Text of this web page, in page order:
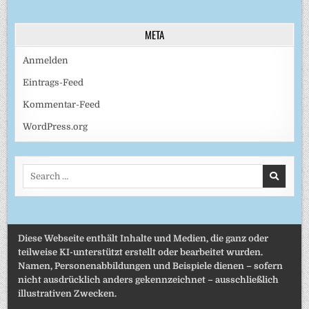
META
Anmelden
Eintrags-Feed
Kommentar-Feed
WordPress.org
Diese Webseite enthält Inhalte und Medien, die ganz oder
teilweise KI-unterstützt erstellt oder bearbeitet wurden.
Namen, Personenabbildungen und Beispiele dienen – sofern
nicht ausdrücklich anders gekennzeichnet – ausschließlich
illustrativen Zwecken.